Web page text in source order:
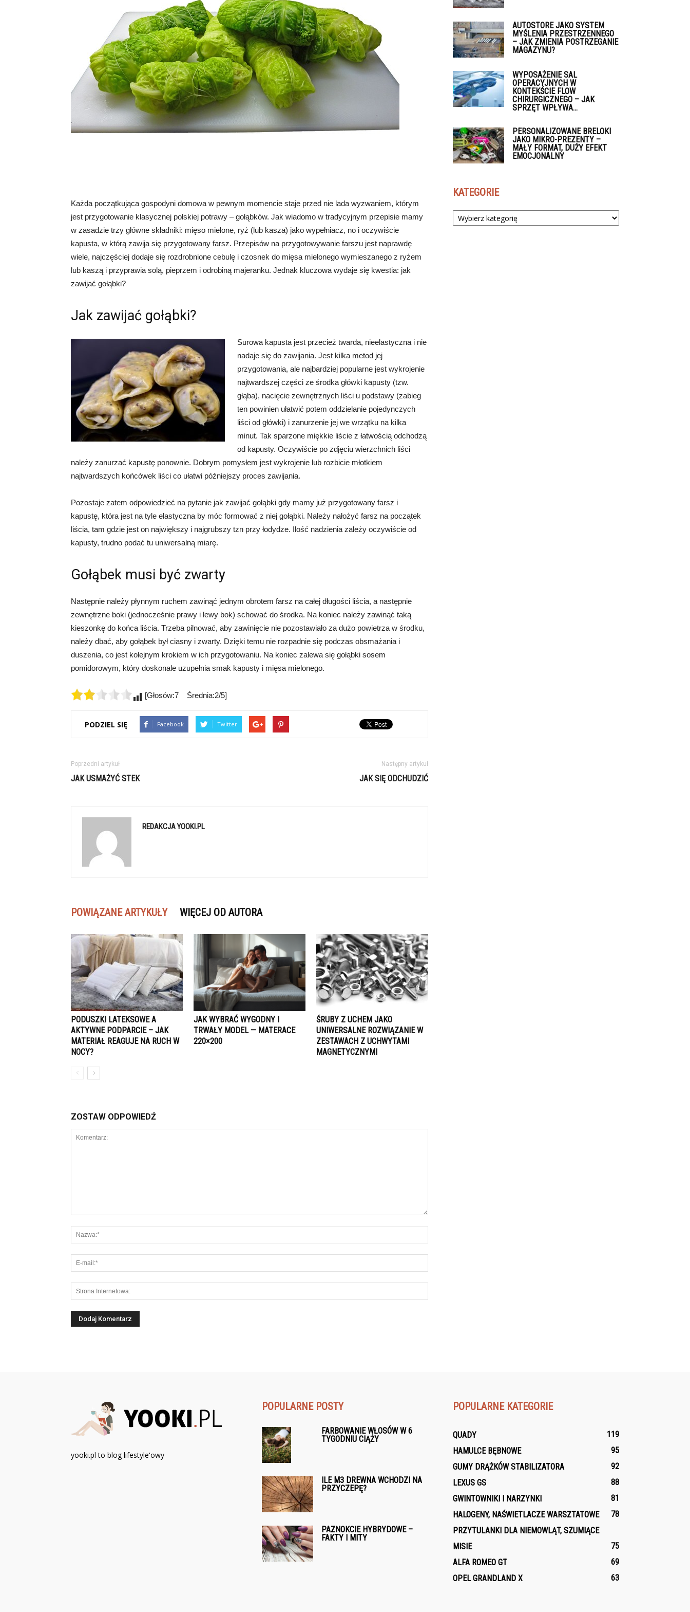
Każda początkująca gospodyni domowa w pewnym momencie staje przed nie lada wyzwaniem, którym
jest przygotowanie klasycznej polskiej potrawy – gołąbków. Jak wiadomo w tradycyjnym przepisie mamy
w zasadzie trzy główne składniki: mięso mielone, ryż (lub kasza) jako wypełniacz, no i oczywiście
kapusta, w którą zawija się przygotowany farsz. Przepisów na przygotowywanie farszu jest naprawdę
wiele, najczęściej dodaje się rozdrobnione cebulę i czosnek do mięsa mielonego wymieszanego z ryżem
lub kaszą i przyprawia solą, pieprzem i odrobiną majeranku. Jednak kluczowa wydaje się kwestia: jak
zawijać gołąbki?
Jak zawijać gołąbki?
Surowa kapusta jest przecież twarda, nieelastyczna i nie
nadaje się do zawijania. Jest kilka metod jej
przygotowania, ale najbardziej popularne jest wykrojenie
najtwardszej części ze środka główki kapusty (tzw.
głąba), nacięcie zewnętrznych liści u podstawy (zabieg
ten powinien ułatwić potem oddzielanie pojedynczych
liści od główki) i zanurzenie jej we wrzątku na kilka
minut. Tak sparzone miękkie liście z łatwością odchodzą
od kapusty. Oczywiście po zdjęciu wierzchnich liści
należy zanurzać kapustę ponownie. Dobrym pomysłem jest wykrojenie lub rozbicie młotkiem
najtwardszych końcówek liści co ułatwi późniejszy proces zawijania.
Pozostaje zatem odpowiedzieć na pytanie jak zawijać gołąbki gdy mamy już przygotowany farsz i
kapustę, która jest na tyle elastyczna by móc formować z niej gołąbki. Należy nałożyć farsz na początek
liścia, tam gdzie jest on największy i najgrubszy tzn przy łodydze. Ilość nadzienia zależy oczywiście od
kapusty, trudno podać tu uniwersalną miarę.
Gołąbek musi być zwarty
Następnie należy płynnym ruchem zawinąć jednym obrotem farsz na całej długości liścia, a następnie
zewnętrzne boki (jednocześnie prawy i lewy bok) schować do środka. Na koniec należy zawinąć taką
kieszonkę do końca liścia. Trzeba pilnować, aby zawinięcie nie pozostawiało za dużo powietrza w środku,
należy dbać, aby gołąbek był ciasny i zwarty. Dzięki temu nie rozpadnie się podczas obsmażania i
duszenia, co jest kolejnym krokiem w ich przygotowaniu. Na koniec zalewa się gołąbki sosem
pomidorowym, który doskonale uzupełnia smak kapusty i mięsa mielonego.
[Głosów:7 Średnia:2/5]
PODZIEL SIĘ Facebook Twitter
Poprzedni artykuł
JAK USMAŻYĆ STEK
Następny artykuł
JAK SIĘ ODCHUDZIĆ
REDAKCJA YOOKI.PL
POWIĄZANE ARTYKUŁY WIĘCEJ OD AUTORA
PODUSZKI LATEKSOWE A
AKTYWNE PODPARCIE – JAK
MATERIAŁ REAGUJE NA RUCH W
NOCY?
JAK WYBRAĆ WYGODNY I
TRWAŁY MODEL — MATERACE
220×200
ŚRUBY Z UCHEM JAKO
UNIWERSALNE ROZWIĄZANIE W
ZESTAWACH Z UCHWYTAMI
MAGNETYCZNYMI
ZOSTAW ODPOWIEDŹ
AUTOSTORE JAKO SYSTEM
MYŚLENIA PRZESTRZENNEGO
– JAK ZMIENIA POSTRZEGANIE
MAGAZYNU?
WYPOSAŻENIE SAL
OPERACYJNYCH W
KONTEKŚCIE FLOW
CHIRURGICZNEGO – JAK
SPRZĘT WPŁYWA...
PERSONALIZOWANE BRELOKI
JAKO MIKRO-PREZENTY –
MAŁY FORMAT, DUŻY EFEKT
EMOCJONALNY
KATEGORIE
Kategorie
yooki.pl to blog lifestyle'owy
POPULARNE POSTY
FARBOWANIE WŁOSÓW W 6
TYGODNIU CIĄŻY
ILE M3 DREWNA WCHODZI NA
PRZYCZEPĘ?
PAZNOKCIE HYBRYDOWE –
FAKTY I MITY
POPULARNE KATEGORIE
QUADY
119
HAMULCE BĘBNOWE
95
GUMY DRĄŻKÓW STABILIZATORA
92
LEXUS GS
88
GWINTOWNIKI I NARZYNKI
81
HALOGENY, NAŚWIETLACZE WARSZTATOWE
78
PRZYTULANKI DLA NIEMOWLĄT, SZUMIĄCE
MISIE
75
ALFA ROMEO GT
69
OPEL GRANDLAND X
63